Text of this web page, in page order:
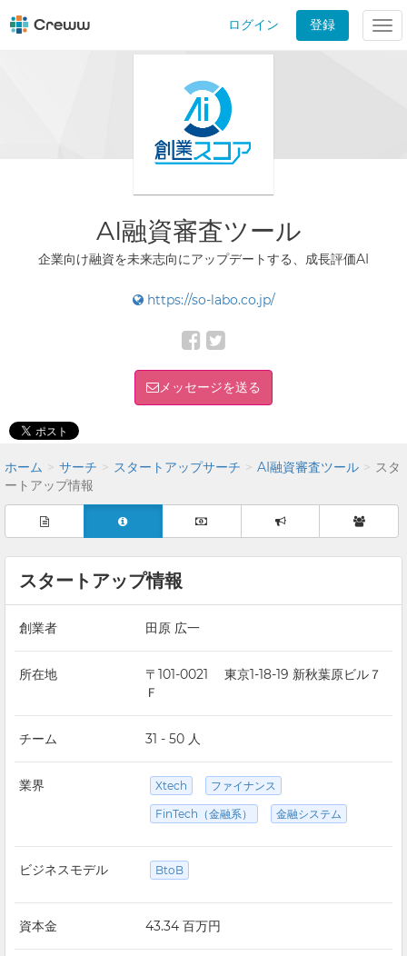
ログイン 登録
AI融資審査ツール
企業向け融資を未来志向にアップデートする、成長評価AI
https://so-labo.co.jp/
メッセージを送る
ホーム サーチ スタートアップサーチ AI融資審査ツール
スタ
ートアップ情報
スタートアップ情報
創業者 田原 広一
所在地
〒101-0021 東京1-18-19 新秋葉原ビル７
Ｆ
チーム 31 - 50 人
業界 Xtech ファイナンス
FinTech（金融系） 金融システム
ビジネスモデル BtoB
資本金 43.34 百万円